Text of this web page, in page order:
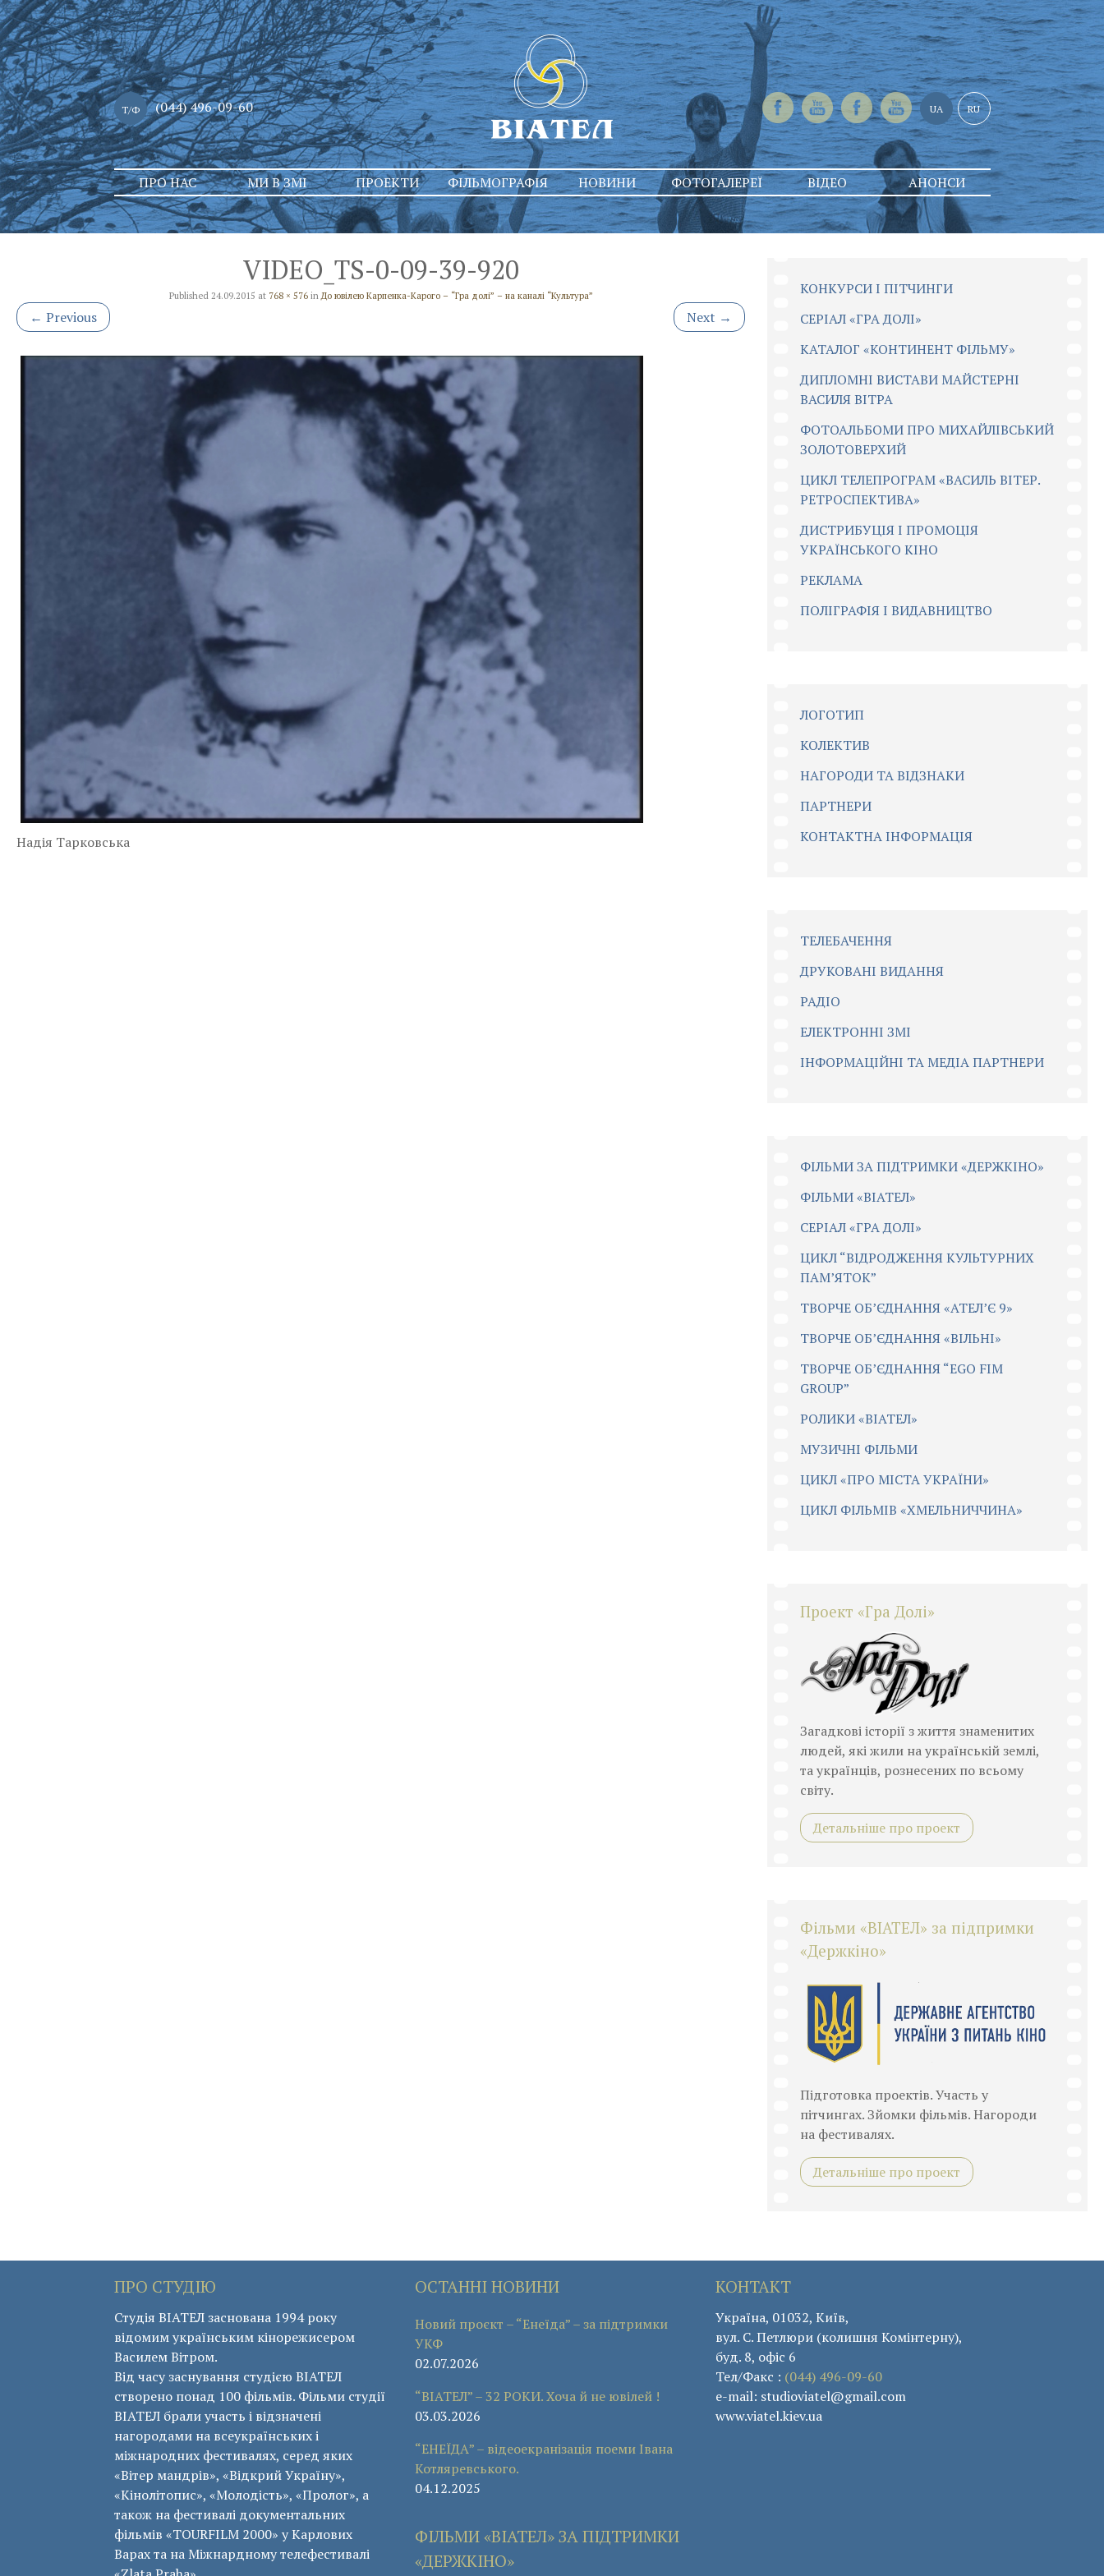
Т/Ф (044) 496-09-60 UA RU
Skip
to
content
ПРО НАС МИ В ЗМІ ПРОЕКТИ ФІЛЬМОГРАФІЯ НОВИНИ ФОТОГАЛЕРЕЇ ВІДЕО АНОНСИ
VIDEO_TS-0-09-39-920
Published 24.09.2015 at 768 × 576inДо ювілею Карпенка-Карого – “Гра долі” – на каналі “Культура”
← Previous Next →
Надія Тарковська
КОНКУРСИ І ПІТЧИНГИ
CЕРІАЛ «ГРА ДОЛІ»
КАТАЛОГ «КОНТИНЕНТ ФІЛЬМУ»
ДИПЛОМНІ ВИСТАВИ МАЙСТЕРНІ
ВАСИЛЯ ВІТРА
ФОТОАЛЬБОМИ ПРО МИХАЙЛІВСЬКИЙ
ЗОЛОТОВЕРХИЙ
ЦИКЛ ТЕЛЕПРОГРАМ «ВАСИЛЬ ВІТЕР.
РЕТРОСПЕКТИВА»
ДИСТРИБУЦІЯ І ПРОМОЦІЯ
УКРАЇНСЬКОГО КІНО
РЕКЛАМА
ПОЛІГРАФІЯ І ВИДАВНИЦТВО
ЛОГОТИП
КОЛЕКТИВ
НАГОРОДИ ТА ВІДЗНАКИ
ПАРТНЕРИ
КОНТАКТНА ІНФОРМАЦІЯ
ТЕЛЕБАЧЕННЯ
ДРУКОВАНІ ВИДАННЯ
РАДІО
ЕЛЕКТРОННІ ЗМІ
ІНФОРМАЦІЙНІ ТА МЕДІА ПАРТНЕРИ
ФІЛЬМИ ЗА ПІДТРИМКИ «ДЕРЖКІНО»
ФІЛЬМИ «ВІАТЕЛ»
СЕРІАЛ «ГРА ДОЛІ»
ЦИКЛ “ВІДРОДЖЕННЯ КУЛЬТУРНИХ
ПАМ’ЯТОК”
ТВОРЧЕ ОБ’ЄДНАННЯ «АТЕЛ’Є 9»
ТВОРЧЕ ОБ’ЄДНАННЯ «ВІЛЬНІ»
ТВОРЧЕ ОБ’ЄДНАННЯ “EGO FIM
GROUP”
РОЛИКИ «ВІАТЕЛ»
МУЗИЧНІ ФІЛЬМИ
ЦИКЛ «ПРО МІСТА УКРАЇНИ»
ЦИКЛ ФІЛЬМІВ «ХМЕЛЬНИЧЧИНА»
Проект «Гра Долі»
Загадкові історії з життя знаменитих
людей, які жили на українській землі,
та українців, рознесених по всьому
світу.
Детальніше про проект
Фільми «ВІАТЕЛ» за підпримки
«Держкіно»
Підготовка проектів. Участь у
пітчингах. Зйомки фільмів. Нагороди
на фестивалях.
Детальніше про проект
ПРО СТУДІЮ
Студія ВІАТЕЛ заснована 1994 року
відомим українським кінорежисером
Василем Вітром.
Від часу заснування студією ВІАТЕЛ
створено понад 100 фільмів. Фільми студії
ВІАТЕЛ брали участь і відзначені
нагородами на всеукраїнських і
міжнародних фестивалях, серед яких
«Вітер мандрів», «Відкрий Україну»,
«Кінолітопис», «Молодість», «Пролог», а
також на фестивалі документальних
фільмів «ТОURFILM 2000» у Карлових
Варах та на Міжнардному телефестивалі
ОСТАННІ НОВИНИ
Новий проєкт – “Енеїда” – за підтримки
УКФ
02.07.2026
“ВІАТЕЛ” – 32 РОКИ. Хоча й не ювілей !
03.03.2026
“ЕНЕЇДА” – відеоекранізація поеми Івана
Котляревського.
04.12.2025
ФІЛЬМИ «ВІАТЕЛ» ЗА ПІДТРИМКИ
«ДЕРЖКІНО»
КОНТАКТ
Україна, 01032, Київ,
вул. С. Петлюри (колишня Комінтерну),
буд. 8, офіс 6
Тел/Факс : (044) 496-09-60
e-mail: studioviatel@gmail.com
www.viatel.kiev.ua